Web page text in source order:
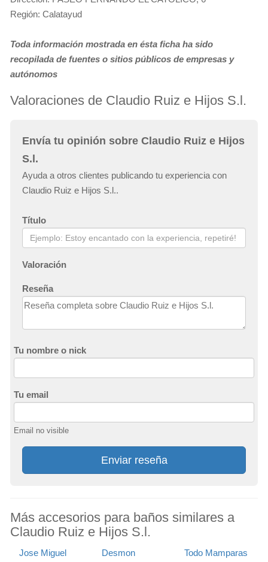
Región: Calatayud
Toda información mostrada en ésta ficha ha sido
recopilada de fuentes o sitios públicos de empresas y
autónomos
Valoraciones de Claudio Ruiz e Hijos S.l.
Envía tu opinión sobre Claudio Ruiz e Hijos
S.l.
Ayuda a otros clientes publicando tu experiencia con
Claudio Ruiz e Hijos S.l..
Título
Valoración
Reseña
Tu nombre o nick
Tu email
Email no visible
Enviar reseña
Más accesorios para baños similares a
Claudio Ruiz e Hijos S.l.
Jose Miguel
Desmon
Todo Mamparas